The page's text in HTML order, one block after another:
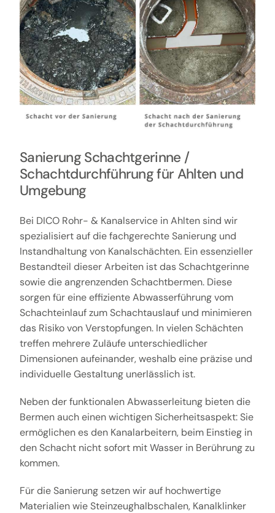
Sanierung Schachtgerinne /
Schachtdurchführung für Ahlten und
Umgebung
Bei DICO Rohr- & Kanalservice in Ahlten sind wir
spezialisiert auf die fachgerechte Sanierung und
Instandhaltung von Kanalschächten. Ein essenzieller
Bestandteil dieser Arbeiten ist das Schachtgerinne
sowie die angrenzenden Schachtbermen. Diese
sorgen für eine effiziente Abwasserführung vom
Schachteinlauf zum Schachtauslauf und minimieren
das Risiko von Verstopfungen. In vielen Schächten
treffen mehrere Zuläufe unterschiedlicher
Dimensionen aufeinander, weshalb eine präzise und
individuelle Gestaltung unerlässlich ist.
Neben der funktionalen Abwasserleitung bieten die
Bermen auch einen wichtigen Sicherheitsaspekt: Sie
ermöglichen es den Kanalarbeitern, beim Einstieg in
den Schacht nicht sofort mit Wasser in Berührung zu
kommen.
Für die Sanierung setzen wir auf hochwertige
Materialien wie Steinzeughalbschalen, Kanalklinker